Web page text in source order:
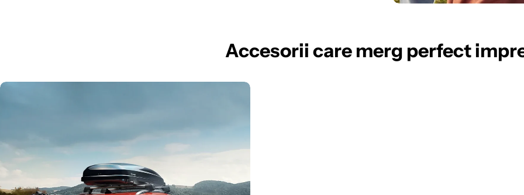
Accesorii care merg perfect